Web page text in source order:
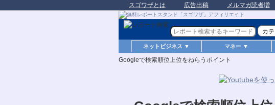
スゴワザとは 広告出稿 メルマガ読者増
ネットビジネス ▼ マネー ▼
Googleで検索順位上位をねらうポイント